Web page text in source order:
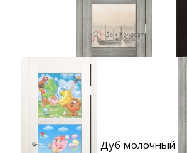
Дуб молочный